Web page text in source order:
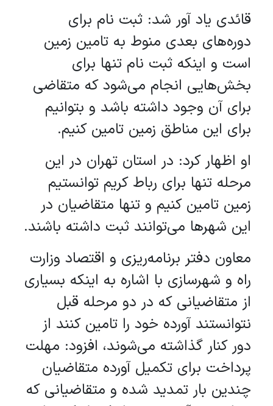
قائدی یاد آور شد: ثبت نام برای
دوره‌های بعدی منوط به تامین زمین
است و اینکه ثبت نام تنها برای
بخش‌هایی انجام می‌شود که متقاضی
برای آن وجود داشته باشد و بتوانیم
برای این مناطق زمین تامین کنیم.
او اظهار کرد: در استان تهران در این
مرحله تنها برای رباط کریم توانستیم
زمین تامین کنیم و تنها متقاضیان در
این شهر‌ها می‌توانند ثبت داشته باشند.
معاون دفتر برنامه‌ریزی و اقتصاد وزارت
راه و شهرسازی با اشاره به اینکه بسیاری
از متقاضیانی که در دو مرحله قبل
نتوانستند آورده خود را تامین کنند از
دور کنار گذاشته می‌شوند، افزود: مهلت
پرداخت برای تکمیل آورده متقاضیان
چندین بار تمدید شده و متقاضیانی که